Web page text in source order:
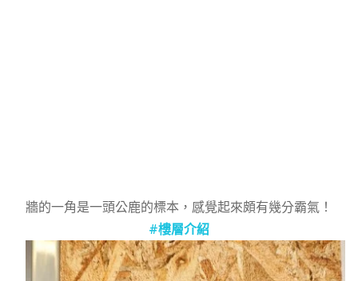
牆的一角是一頭公鹿的標本，感覺起來頗有幾分霸氣！
#樓層介紹